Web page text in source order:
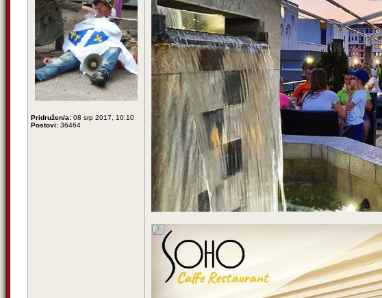
Pridružen/a: 08 srp 2017, 10:10
Postovi: 36464